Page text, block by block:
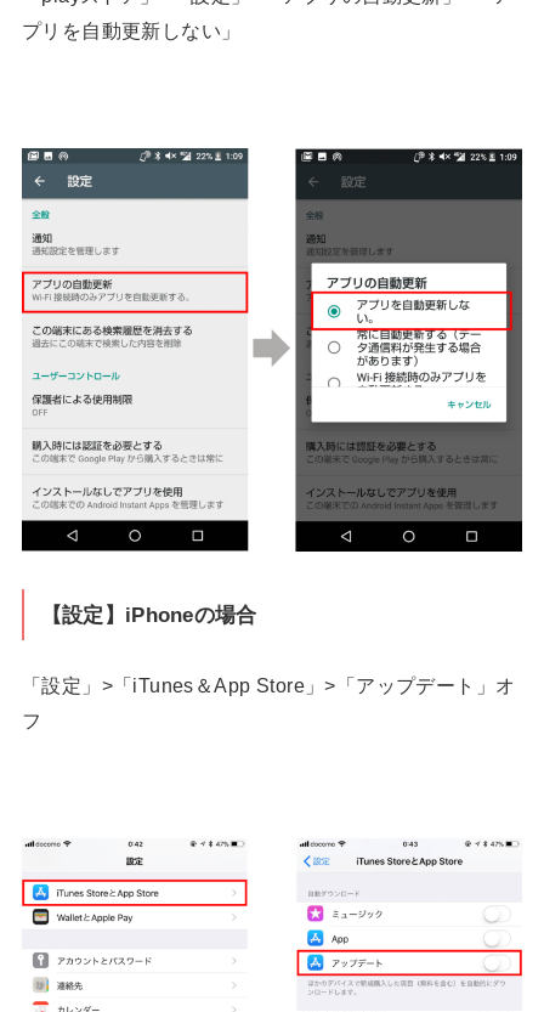
プリを自動更新しない」
【設定】iPhoneの場合
「設定」>「iTunes＆App Store」>「アップデート」オ
フ